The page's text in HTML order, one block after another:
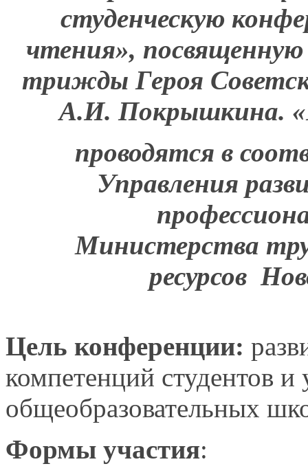
студенческую
чтения»,
трижды Героя
А.И. Покрышкина.
проводятся в
Управления
Министерства
ресурсов
Цель конференции:
компетенций студентов и
общеобразовательных
Формы участия: